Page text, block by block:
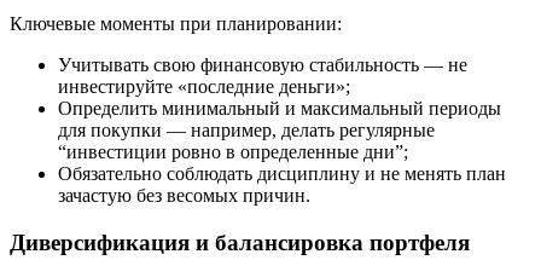
Ключевые моменты при планировании:
Учитывать свою финансовую стабильность — не
инвестируйте «последние деньги»;
Определить минимальный и максимальный периоды
для покупки — например, делать регулярные
“инвестиции ровно в определенные дни”;
Обязательно соблюдать дисциплину и не менять план
зачастую без весомых причин.
Диверсификация и балансировка портфеля